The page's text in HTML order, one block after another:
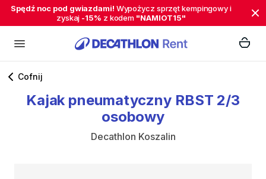
Spędź noc pod gwiazdami! Wypożycz sprzęt kempingowy i
zyskaj -15% z kodem "NAMIOT15"
Cofnij
Kajak pneumatyczny RBST 2​/​3
osobowy
Decathlon Koszalin